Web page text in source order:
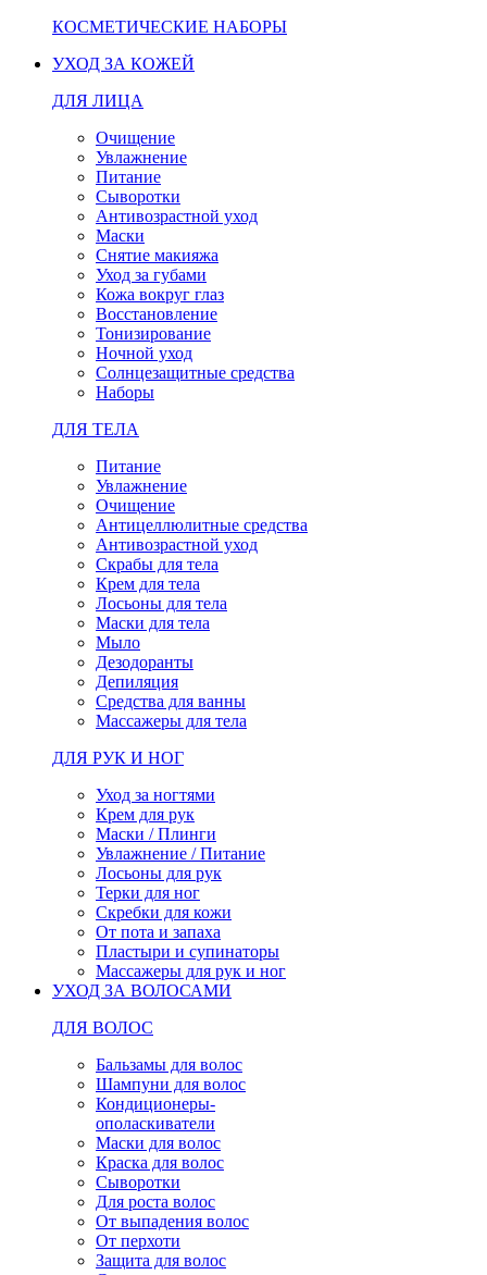
КОСМЕТИЧЕСКИЕ НАБОРЫ
УХОД ЗА КОЖЕЙ
ДЛЯ ЛИЦА
Очищение
Увлажнение
Питание
Сыворотки
Антивозрастной уход
Маски
Снятие макияжа
Уход за губами
Кожа вокруг глаз
Восстановление
Тонизирование
Ночной уход
Солнцезащитные средства
Наборы
ДЛЯ ТЕЛА
Питание
Увлажнение
Очищение
Антицеллюлитные средства
Антивозрастной уход
Скрабы для тела
Крем для тела
Лосьоны для тела
Маски для тела
Мыло
Дезодоранты
Депиляция
Средства для ванны
Массажеры для тела
ДЛЯ РУК И НОГ
Уход за ногтями
Крем для рук
Маски / Плинги
Увлажнение / Питание
Лосьоны для рук
Терки для ног
Скребки для кожи
От пота и запаха
Пластыри и супинаторы
Массажеры для рук и ног
УХОД ЗА ВОЛОСАМИ
ДЛЯ ВОЛОС
Бальзамы для волос
Шампуни для волос
Кондиционеры-
ополаскиватели
Маски для волос
Краска для волос
Сыворотки
Для роста волос
От выпадения волос
От перхоти
Защита для волос